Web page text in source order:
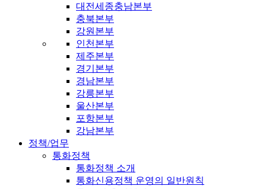
대전세종충남본부
충북본부
강원본부
인천본부
제주본부
경기본부
경남본부
강릉본부
울산본부
포항본부
강남본부
정책/업무
통화정책
통화정책 소개
통화신용정책 운영의 일반원칙